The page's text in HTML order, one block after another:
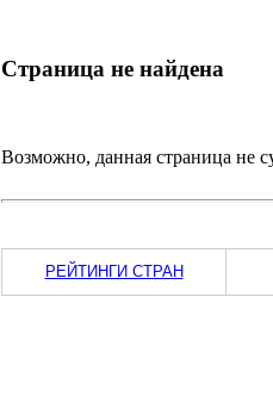
Страница не найдена
Возможно, данная страница не
РЕЙТИНГИ СТРАН